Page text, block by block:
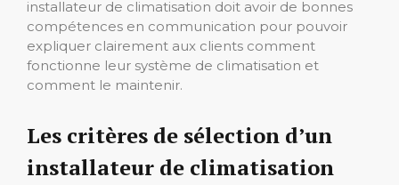
installateur de climatisation doit avoir de bonnes
compétences en communication pour pouvoir
expliquer clairement aux clients comment
fonctionne leur système de climatisation et
comment le maintenir.
Les critères de sélection d’un
installateur de climatisation